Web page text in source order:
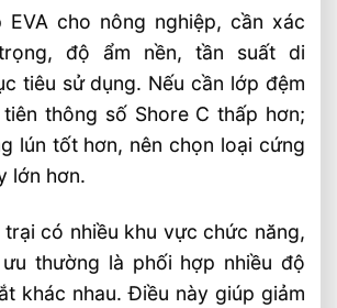
EVA cho nông nghiệp, cần xác
độ ẩm nền, tần suất di
tiêu sử dụng. Nếu cần lớp đệm
tiên thông số Shore C thấp hơn;
lún tốt hơn, nên chọn loại cứng
lớn hơn.
có nhiều khu vực chức năng,
thường là phối hợp nhiều độ
khác nhau. Điều này giúp giảm